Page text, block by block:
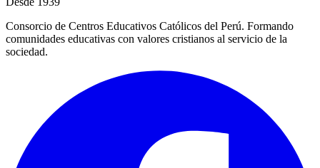
Consorcio de Centros Educativos Católicos del Perú. Formando
comunidades educativas con valores cristianos al servicio de la
sociedad.